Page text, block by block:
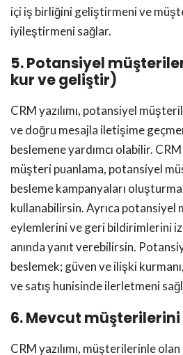
içi iş birliğini geliştirmeni ve
iyileştirmeni sağlar.
5. Potansiyel
kur ve geliştir)
CRM yazılımı, potansiyel
ve doğru mesajla iletişime
beslemene yardımcı olabilir.
müşteri puanlama, potansiyel
besleme kampanyaları
kullanabilirsin. Ayrıca potansiyel
eylemlerini ve geri bildirimlerini
anında yanıt verebilirsin.
beslemek; güven ve ilişki
ve satış hunisinde ilerletmeni
6. Mevcut
CRM yazılımı, müşterilerinle